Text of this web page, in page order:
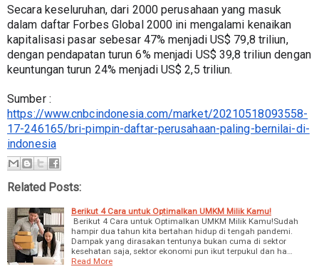
Secara keseluruhan, dari 2000 perusahaan yang masuk
dalam daftar Forbes Global 2000 ini mengalami kenaikan
kapitalisasi pasar sebesar 47% menjadi US$ 79,8 triliun,
dengan pendapatan turun 6% menjadi US$ 39,8 triliun dengan
keuntungan turun 24% menjadi US$ 2,5 triliun.
https://www.cnbcindonesia.com/market/20210518093558-
17-246165/bri-pimpin-daftar-perusahaan-paling-bernilai-di-
indonesia
Related Posts:
Berikut 4 Cara untuk Optimalkan UMKM Milik Kamu!
Berikut 4 Cara untuk Optimalkan UMKM Milik Kamu!Sudah
hampir dua tahun kita bertahan hidup di tengah pandemi.
Dampak yang dirasakan tentunya bukan cuma di sektor
kesehatan saja, sektor ekonomi pun ikut terpukul dan ha…
Read More